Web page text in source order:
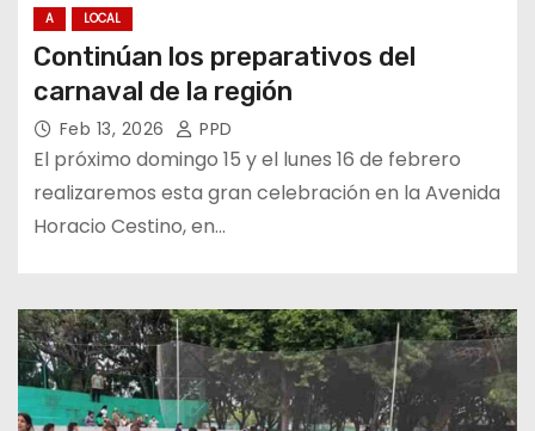
A LOCAL
Continúan los preparativos del
carnaval de la región
Feb 13, 2026 PPD
El próximo domingo 15 y el lunes 16 de febrero
realizaremos esta gran celebración en la Avenida
Horacio Cestino, en…